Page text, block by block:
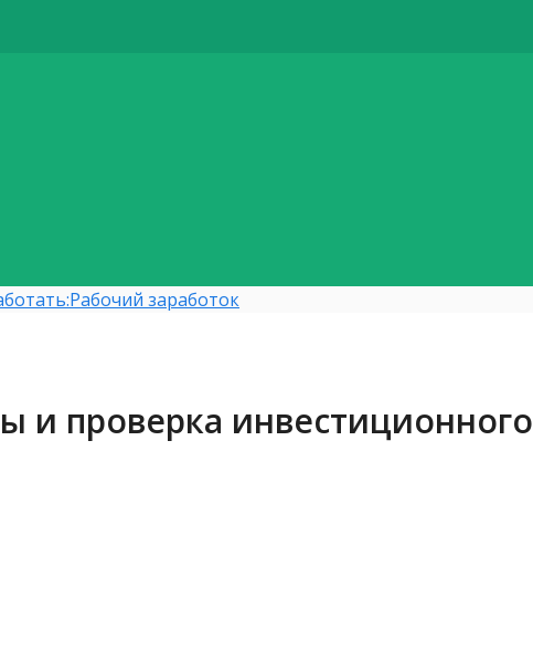
Рабочий заработок
и проверка инвестиционного